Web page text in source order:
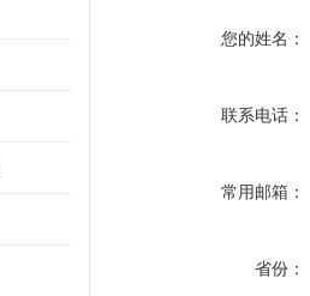
您的姓名：
联系电话：
常用邮箱：
省份：